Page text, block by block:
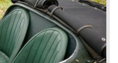
race proved W.O. right as
and Barnato and Kidston
were real "gas-
4.5 Litre engine used one
the supercharged
3.5 kilometres, a very large